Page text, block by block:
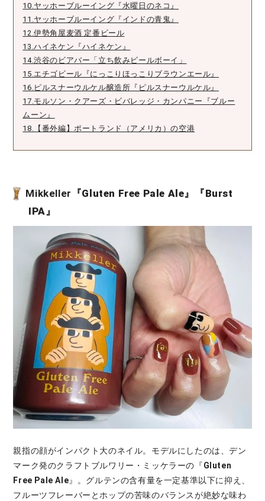
10.ヤッホーブルーイング『水曜日のネコ』
11.ヤッホーブルーイング『インドの青鬼』
12.伊勢角屋麦酒 定番ビール
13.ハイネケン『ハイネケン』
14.渋谷のビアバー「立ち飲みビールボーイ」
15.エチゴビール『にっこりほっこりブラウンエール』
16.ピルスナーウルケル醸造所『ピルスナーウルケル』
17.モルソン・クアーズ・ビバレッジ・カンパニー『ブルー
ムーン』
18.【番外編】ポートランド（アメリカ）の空港
Mikkeller『Gluten Free Pale Ale 』『Burst
IPA 』
親指の顔がインパクト大のネイル。モデルにしたのは、デン
マーク発のクラフトブルワリー・ミッケラーの『Gluten
Free Pale Ale』。グルテンの含有量を一定基準以下に抑え、
フルーツフレーバーとホップの苦味のバランスが絶妙な味わ